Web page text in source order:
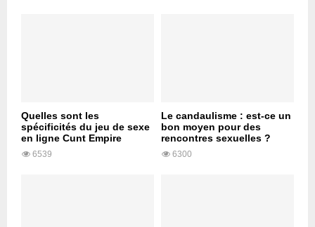
Quelles sont les
spécificités du jeu de sexe
en ligne Cunt Empire
6539
Le candaulisme : est-ce un
bon moyen pour des
rencontres sexuelles ?
6300